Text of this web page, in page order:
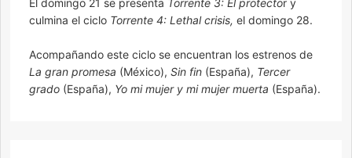
El domingo 21 se presenta Torrente 3: El protector y
culmina el ciclo Torrente 4: Lethal crisis, el domingo 28.
Acompañando este ciclo se encuentran los estrenos de
La gran promesa (México), Sin fin (España), Tercer
grado (España), Yo mi mujer y mi mujer muerta (España).